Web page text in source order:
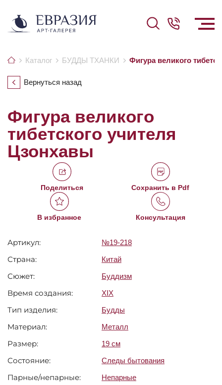
Каталог БУДДЫ ТХАНКИ Фигура великого
Вернуться назад
Фигура великого
тибетского учителя
Цзонхавы
Поделиться Сохранить в Pdf
В избранное Консультация
Артикул: №19-218
Страна: Китай
Сюжет: Буддизм
Время создания: XIX
Тип изделия: Будды
Материал: Металл
Размер: 19 см
Состояние: Следы бытования
Парные/непарные: Непарные